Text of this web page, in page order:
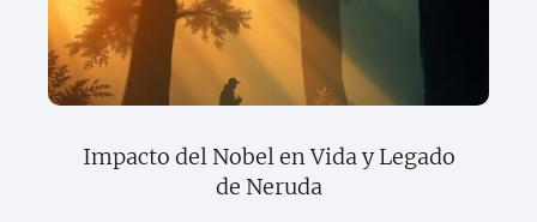
Impacto del Nobel en Vida y Legado
de Neruda